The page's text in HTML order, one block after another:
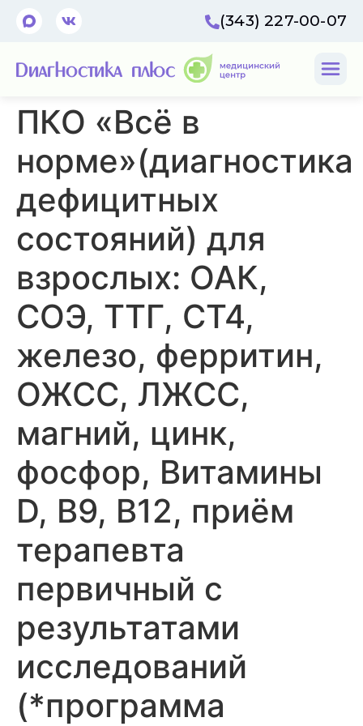
(343) 227-00-07
ПКО «Всё в
норме»(диагностика
дефицитных
состояний) для
взрослых: ОАК,
СОЭ, ТТГ, СТ4,
железо, ферритин,
ОЖСС, ЛЖСС,
магний, цинк,
фосфор, Витамины
D, В9, В12, приём
терапевта
первичный с
результатами
исследований
(*программа